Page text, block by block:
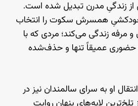
زندگیِ مدرن تبدیل شده است.
خودکشیِ همسرش سکوت را انتخاب
و مرفه زندگی می‌کند؛ مردی که با
عمیقاً تنها و حذف‌شده
او به سرای سالمندان نیز در